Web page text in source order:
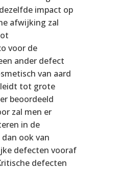
impact op
afwijking zal
voor de
ander defect
van aard
tot grote
beoordeeld
zal men er
in de
ook van
defecten vooraf
defecten